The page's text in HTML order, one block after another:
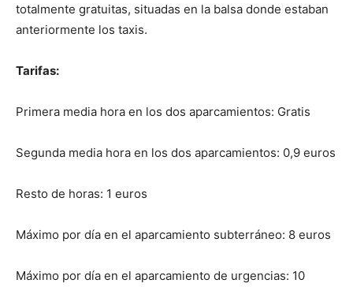
totalmente gratuitas, situadas en la balsa donde estaban
anteriormente los taxis.
Tarifas:
Primera media hora en los dos aparcamientos: Gratis
Segunda media hora en los dos aparcamientos: 0,9 euros
Resto de horas: 1 euros
Máximo por día en el aparcamiento subterráneo: 8 euros
Máximo por día en el aparcamiento de urgencias: 10